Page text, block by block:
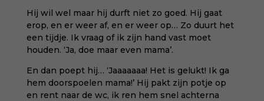
Hij wil wel maar hij durft niet zo goed. Hij gaat
erop, en er weer af, en er weer op… Zo duurt het
een tijdje. Ik vraag of ik zijn hand vast moet
houden. ‘Ja, doe maar even mama’.
En dan poept hij… ‘Jaaaaaaa! Het is gelukt! Ik ga
hem doorspoelen mama!’ Hij pakt zijn potje op
en rent naar de wc, ik ren hem snel achterna